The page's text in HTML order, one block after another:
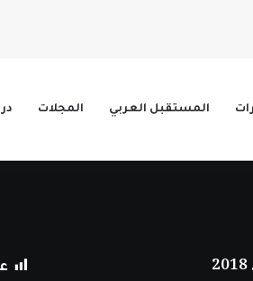
المستقبل العربي المجلات